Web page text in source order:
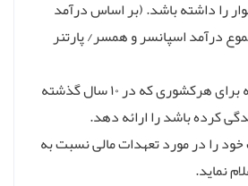
را داشته باشد. (بر اساس درآمد
درآمد اسپانسر و همسر/ پارتنر
• مدرک عدم سوءسابقه برای هرکشوری که در ۱۰ سال گذشته
خود را در مورد تعهدات مالی نسبت به
نماید.